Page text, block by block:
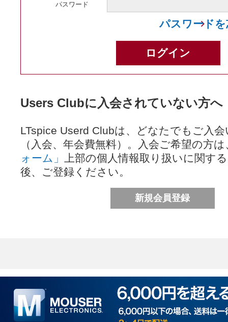
パスワード
パスワード
Users Clubに入会されていない方へ
LTspice Userd Clubは、どなたでもご入
（入会、年会費無料）。入会ご希望の方は
ォーム」
上部の個人情報取り扱いに関す
後、ご登録ください。
新規会員登録